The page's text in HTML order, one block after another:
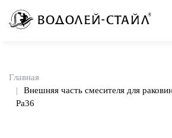
Главная
Внешняя часть смесителя для
Pa36